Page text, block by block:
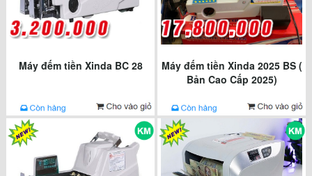
Máy đếm tiền Xinda BC 28
Máy đếm tiền Xinda 2025 BS (
Bản Cao Cấp 2025)